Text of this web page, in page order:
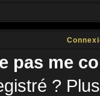
pas me
?